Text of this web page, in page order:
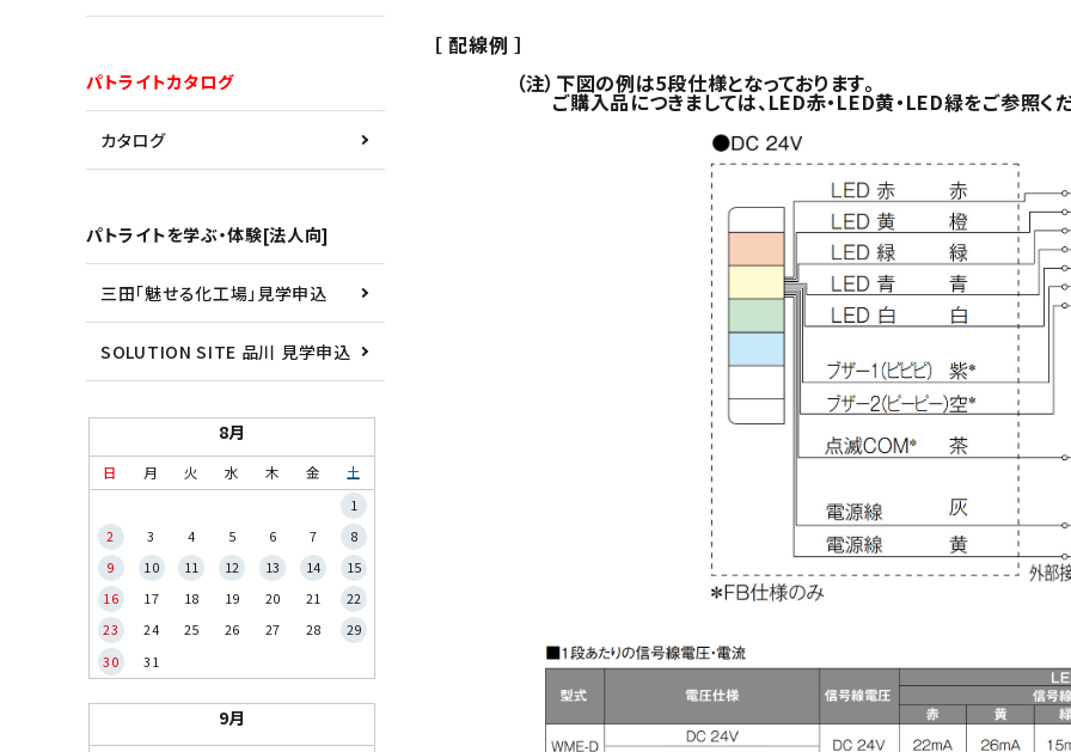
パトライトカタログ
カタログ
パトライトを学ぶ・体験[法人向]
三田「魅せる化工場」見学申込
SOLUTION SITE 品川 見学申込
8月
日 月 火 水 木 金 土
1
2
3 4 5 6 7
8
9
10 11 12 13 14
15
16
17 18 19 20 21
22
23
24 25 26 27 28
29
30
31
9月
［ 配線例 ］
（注）下図の例は5段仕様となっております。
ご購入品につきましては、LED赤・LED黄・LED緑をご参照くだ